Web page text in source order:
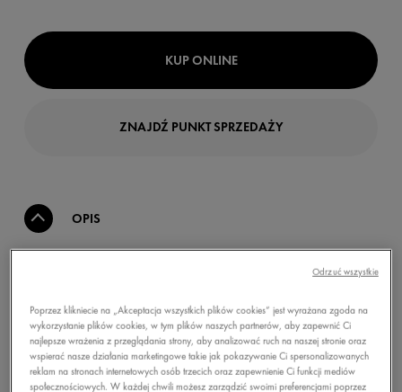
KUP ONLINE
ZNAJDŹ PUNKT SPRZEDAŻY
OPIS
godzinną ochronę przed potem i nieprzyjemnym
zapachem. Testowany pod kontrolą
dermatologiczną na skórze wrażliwej. Formuła
hipoalergiczna. Nie zawiera alkoholu*. 50 ml.
Poprzez klikniecie na „Akceptacja wszystkich plików cookies” jest wyrażana zgoda na
wykorzystanie plików cookies, w tym plików naszych partnerów, aby zapewnić Ci
najlepsze wrażenia z przeglądania strony, aby analizować ruch na naszej stronie oraz
wspierać nasze działania marketingowe takie jak pokazywanie Ci spersonalizowanych
reklam na stronach internetowych osób trzecich oraz zapewnienie Ci funkcji mediów
społecznościowych. W każdej chwili możesz zarządzić swoimi preferencjami poprzez
Odrzuć wszystkie